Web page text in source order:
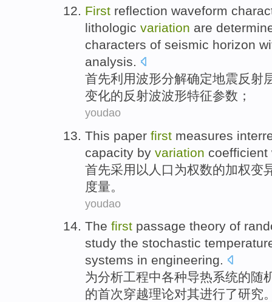
First reflection waveform
lithologic variation are
characters of seismic horizon
analysis.
首先利用波形分解确定地震反射
变化的反射波波形特征参数 ；
youdao
This paper first measures
capacity by variation coefficient
首先采用 以 人口为权数的加权变
度量 。
youdao
The first passage theory of
study the stochastic
systems in engineering.
为分析工程中各种导热系统的随
的首次穿越理论对其进行了研究